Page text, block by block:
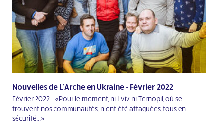
Nouvelles de L'Arche en Ukraine - Février 2022
Février 2022 - «Pour le moment, ni Lviv ni Ternopil, où se
trouvent nos communautés, n’ont été attaquées, tous en
sécurité...»